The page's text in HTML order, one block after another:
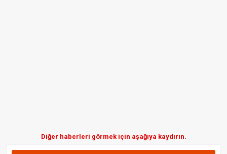
Diğer haberleri görmek için aşağıya kaydırın.